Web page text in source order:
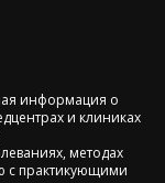
информация о
и клиниках
методах
с практикующими